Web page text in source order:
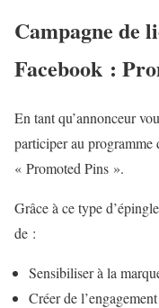
Campagne de
Facebook :
En tant qu’annonceur
participer au programme
« Promoted Pins ».
Grâce à ce type
de :
Sensibiliser à la
Créer de l’engagement